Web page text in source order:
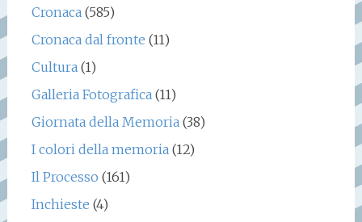
Cronaca (585)
Cronaca dal fronte (11)
Cultura (1)
Galleria Fotografica (11)
Giornata della Memoria (38)
I colori della memoria (12)
Il Processo (161)
Inchieste (4)